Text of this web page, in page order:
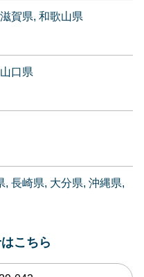
滋賀県 和歌山県
山口県
長崎県 大分県 沖縄県
こちら